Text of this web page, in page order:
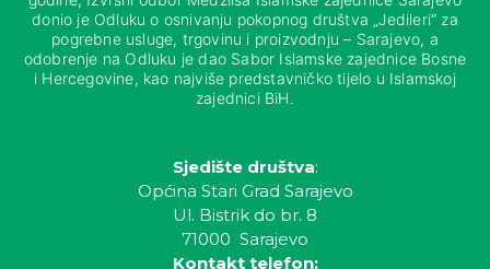
donio je Odluku o osnivanju pokopnog društva „Jedileri“ za
pogrebne usluge, trgovinu i proizvodnju – Sarajevo, a
odobrenje na Odluku je dao Sabor Islamske zajednice Bosne
i Hercegovine, kao najviše predstavničko tijelo u Islamskoj
zajednici BiH.
Sjedište društva:
Općina Stari Grad Sarajevo
Ul. Bistrik do br. 8
71000 Sarajevo
Kontakt telefon: